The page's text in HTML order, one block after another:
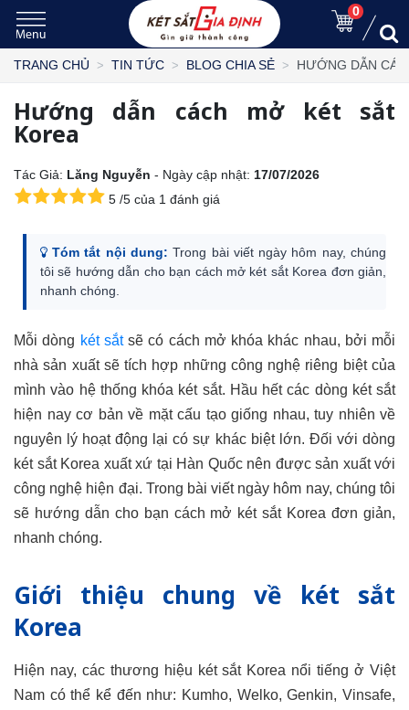
0
TRANG CHỦ TIN TỨC BLOG CHIA SẺ HƯỚNG DẪN
Hướng dẫn cách mở két sắt
Korea
Tác Giả: Lăng Nguyễn - Ngày cập nhật: 17/07/2026
5 /5 của 1 đánh giá
Tóm tắt nội dung: Trong bài viết ngày hôm nay, chúng
tôi sẽ hướng dẫn cho bạn cách mở két sắt Korea đơn giản,
nhanh chóng.
Mỗi dòng két sắtsẽ có cách mở khóa khác nhau, bởi mỗi
nhà sản xuất sẽ tích hợp những công nghệ riêng biệt của
mình vào hệ thống khóa két sắt. Hầu hết các dòng két sắt
hiện nay cơ bản về mặt cấu tạo giống nhau, tuy nhiên về
nguyên lý hoạt động lại có sự khác biệt lớn. Đối với dòng
két sắt Korea xuất xứ tại Hàn Quốc nên được sản xuất với
công nghệ hiện đại. Trong bài viết ngày hôm nay, chúng tôi
sẽ hướng dẫn cho bạn cách mở két sắt Korea đơn giản,
nhanh chóng.
Giới thiệu chung về két sắt
Korea
Hiện nay, các thương hiệu két sắt Korea nổi tiếng ở Việt
Nam có thể kể đến như: Kumho, Welko, Genkin, Vinsafe,